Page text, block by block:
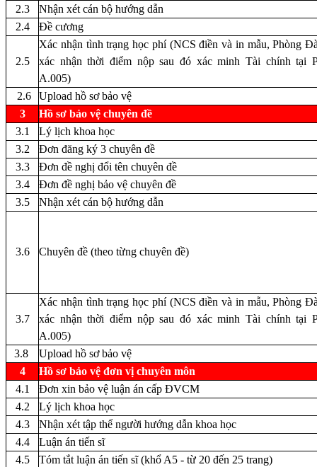
2.3
Nhận xét cán bộ hướng dẫn
2.4
Đề cương
2.5
Xác nhận tình trạng học phí (NCS điền và in mẫu, Phòng
xác nhận thời điểm nộp sau đó xác minh Tài chính tại
A.005)
2.6
Upload hồ sơ bảo vệ
3
Hồ sơ bảo vệ chuyên đề
3.1
Lý lịch khoa học
3.2
Đơn đăng ký 3 chuyên đề
3.3
Đơn đề nghị đổi tên chuyên đề
3.4
Đơn đề nghị bảo vệ chuyên đề
3.5
Nhận xét cán bộ hướng dẫn
3.6 Chuyên đề (theo từng chuyên đề)
3.7
Xác nhận tình trạng học phí (NCS điền và in mẫu, Phòng
xác nhận thời điểm nộp sau đó xác minh Tài chính tại
A.005)
3.8
Upload hồ sơ bảo vệ
4
Hồ sơ bảo vệ đơn vị chuyên môn
4.1
Đơn xin bảo vệ luận án cấp ĐVCM
4.2
Lý lịch khoa học
4.3
Nhận xét tập thể người hướng dẫn khoa học
4.4
Luận án tiến sĩ
4.5
Tóm tắt luận án tiến sĩ (khổ A5 - từ 20 đến 25 trang)